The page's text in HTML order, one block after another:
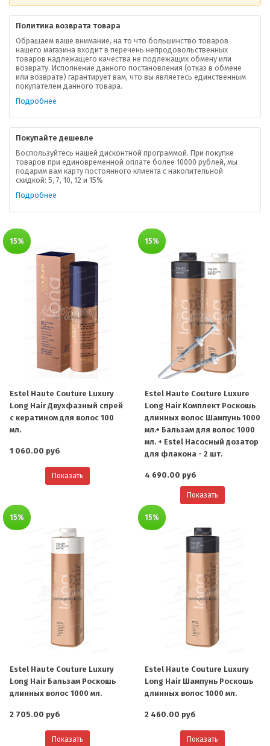
Политика возврата товара
Обращаем ваше внимание, на то что большинство товаров
нашего магазина входит в перечень непродовольственных
товаров надлежащего качества не подлежащих обмену или
возврату. Исполнение данного постановления (отказ в обмене
или возврате) гарантирует вам, что вы являетесь единственным
покупателем данного товара.
Подробнее
Покупайте дешевле
Воспользуйтесь нашей дисконтной программой. При покупке
товаров при единовременной оплате более 10000 рублей, мы
подарим вам карту постоянного клиента с накопительной
скидкой: 5, 7, 10, 12 и 15%
Подробнее
15%
Estel Haute Couture Luxury
Long Hair Двухфазный спрей
с кератином для волос 100
мл.
1 060.00 руб
Показать
15%
Estel Haute Couture Luxure
Long Hair Комплект Роскошь
длинных волос Шампунь 1000
мл.+ Бальзам для волос 1000
мл. + Estel Насосный дозатор
для флакона - 2 шт.
4 690.00 руб
Показать
15%
Estel Haute Couture Luxury
Long Hair Бальзам Роскошь
длинных волос 1000 мл.
2 705.00 руб
Показать
15%
Estel Haute Couture Luxury
Long Hair Шампунь Роскошь
длинных волос 1000 мл.
2 460.00 руб
Показать